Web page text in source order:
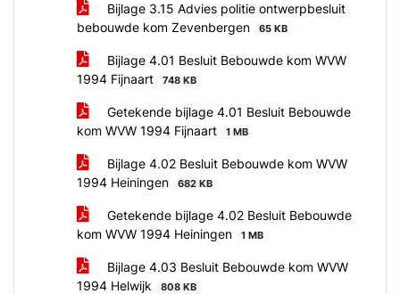
Bijlage 3.15 Advies politie ontwerpbesluit
bebouwde kom Zevenbergen
65 KB
Bijlage 4.01 Besluit Bebouwde kom WVW
1994 Fijnaart
748 KB
Getekende bijlage 4.01 Besluit Bebouwde
kom WVW 1994 Fijnaart
1 MB
Bijlage 4.02 Besluit Bebouwde kom WVW
1994 Heiningen
682 KB
Getekende bijlage 4.02 Besluit Bebouwde
kom WVW 1994 Heiningen
1 MB
Bijlage 4.03 Besluit Bebouwde kom WVW
1994 Helwijk
808 KB